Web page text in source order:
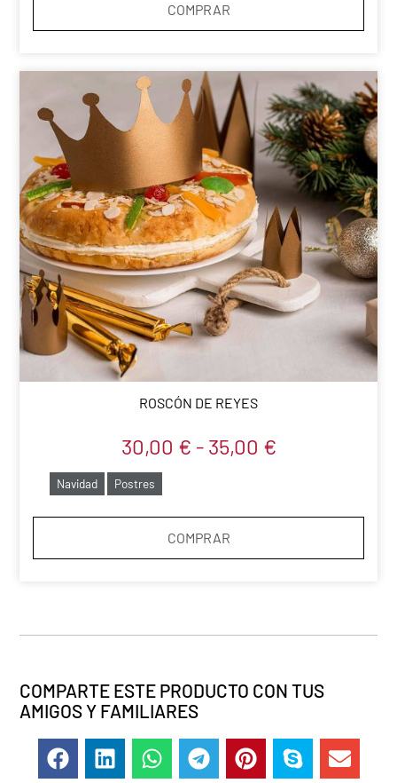
COMPRAR
ROSCÓN DE REYES
30,00 € - 35,00 €
Navidad Postres
COMPRAR
COMPARTE ESTE PRODUCTO CON TUS
AMIGOS Y FAMILIARES